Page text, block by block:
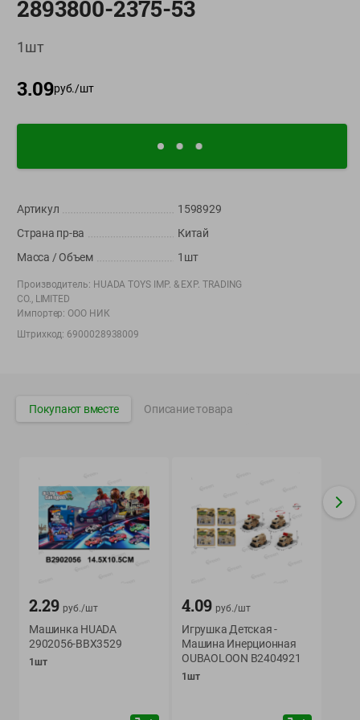
О сервисе
Настройки файлов cookie
Мой Green
доставкой и бонусной картой
AppGallery
+375 44 560-60-61
shop@green-market.by
Пишите нам свои вопросы, предложения и комментарии
Минске.
Юридическая информация и условия пользовательского
соглашения
Номер уполномоченных рассматривать обращения покупателей в
соответствии с законодательством об обращениях граждан и
Фрунзенского района г. Минска + 375 17 272 73 84 .
продавцом рассматривать обращения покупателей о нарушении их
прав, предусмотренных законодательством о защите прав
потребителей: +375 44 560-60-61, shop@green-dostavka.by.
2893800-2375-53
1шт
3.09руб./шт
Артикул
1598929
Страна пр-ва
Китай
Масса / Объем
1шт
Производитель: HUADA TOYS IMP. & EXP. TRADING
CO., LIMITED
Импортер: ООО НИК
Штрихкод: 6900028938009
Покупают вместе Описание товара
2.29 руб./шт
Машинка HUADA
2902056-BBX3529
1шт
4.09 руб./шт
Игрушка Детская -
Машина Инерционная
OUBAOLOON B2404921
1шт